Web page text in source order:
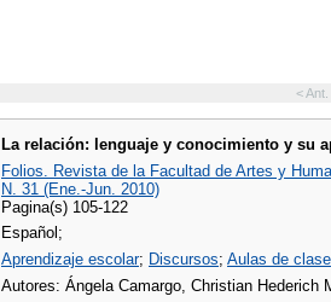
< Ant.
La relación: lenguaje y conocimiento y su
Folios. Revista de la Facultad de Artes y
N. 31 (Ene.-Jun. 2010)
Pagina(s) 105-122
Español;
Aprendizaje escolar; Discursos; Aulas de clase
Autores: Ángela Camargo, Christian Hederich